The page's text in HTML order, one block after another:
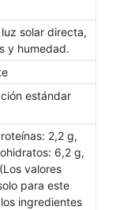
solar directa,
y humedad.
estándar
2,2 g,
6,2 g,
valores
para este
ingredientes